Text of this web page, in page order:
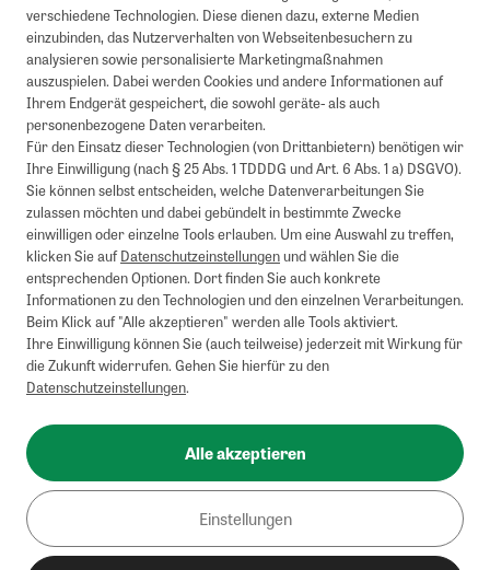
verschiedene Technologien. Diese dienen dazu, externe Medien
einzubinden, das Nutzerverhalten von Webseitenbesuchern zu
analysieren sowie personalisierte Marketingmaßnahmen
auszuspielen. Dabei werden Cookies und andere Informationen auf
Ihrem Endgerät gespeichert, die sowohl geräte- als auch
personenbezogene Daten verarbeiten.
Für den Einsatz dieser Technologien (von Drittanbietern) benötigen wir
Ihre Einwilligung (nach § 25 Abs. 1 TDDDG und Art. 6 Abs. 1 a) DSGVO).
Sie können selbst entscheiden, welche Datenverarbeitungen Sie
zulassen möchten und dabei gebündelt in bestimmte Zwecke
einwilligen oder einzelne Tools erlauben. Um eine Auswahl zu treffen,
klicken Sie aufDatenschutzeinstellungenund wählen Sie die
entsprechenden Optionen. Dort finden Sie auch konkrete
Informationen zu den Technologien und den einzelnen Verarbeitungen.
Beim Klick auf "Alle akzeptieren" werden alle Tools aktiviert.
Ihre Einwilligung können Sie (auch teilweise) jederzeit mit Wirkung für
die Zukunft widerrufen. Gehen Sie hierfür zu den
Datenschutzeinstellungen.
Alle akzeptieren
Einstellungen
Mindestbestellwert von 50€. Nicht anwendbar auf Produkte, die der
Buchpreisbindung unterliegen, ZEIT-Akademie, e-Books. Keine
Barauszahlung möglich. Nicht mit weiteren Gutscheinen/Rabatten
kombinierbar.
Briefsendungen sind vom kostenlosen Rückversand ausgeschlossen.
Weitere Informationen zu Rücksendungen finden Sie hier.
Alle Preise inkl. gesetzl. MwSt. zzgl. Versandkosten
AGB
Widerrufsbelehrung
Barrierefreiheit
Instagram Pinterest